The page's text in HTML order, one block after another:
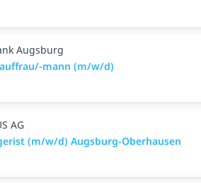
Augsburg
mann (m/w/d)
AG
(m/w/d) Augsburg-Oberhausen